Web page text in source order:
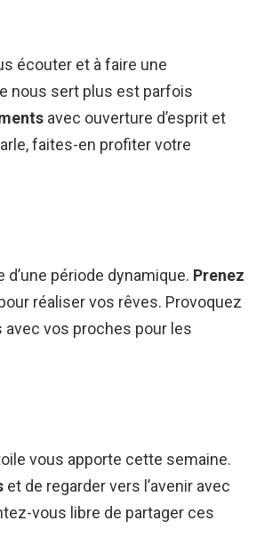
écouter et à faire une
nous sert plus est parfois
avec ouverture d’esprit et
faites-en profiter votre
période dynamique. Prenez
réaliser vos rêves. Provoquez
avec vos proches pour les
vous apporte cette semaine.
et de regarder vers l’avenir avec
vous libre de partager ces